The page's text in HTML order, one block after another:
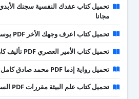
مجانا
تحميل كتاب اعرف وجهك الأخر PDF يوسف الحسني
تحميل كتاب الأمير العصري PDF تأليف كارنز لورد كامل مجانا
تحميل رواية إذما PDF محمد صادق كامل مجانا
تحميل كتاب علم البيئة مقررات PDF السعودية 1443